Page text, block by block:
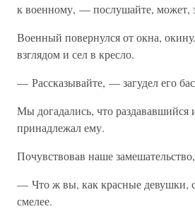
к военному, — послушайте, может,
Военный повернулся от окна,
взглядом и сел в кресло.
— Рассказывайте, — загудел его
Мы догадались, что раздававшийся
принадлежал ему.
Почувствовав наше
— Что ж вы, как красные девушки,
смелее.